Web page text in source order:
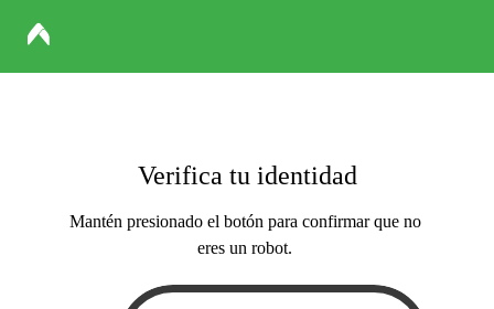
Verifica tu identidad
Mantén presionado el botón para confirmar que no
eres un robot.